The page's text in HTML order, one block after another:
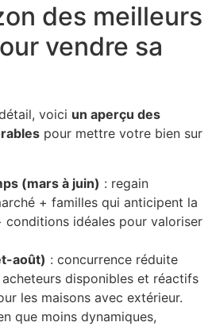
des meilleurs
vendre sa
voici un aperçu des
pour mettre votre bien sur
(mars à juin) : regain
+ familles qui anticipent la
conditions idéales pour valoriser
août) : concurrence réduite
disponibles et réactifs
les maisons avec extérieur.
que moins dynamiques,